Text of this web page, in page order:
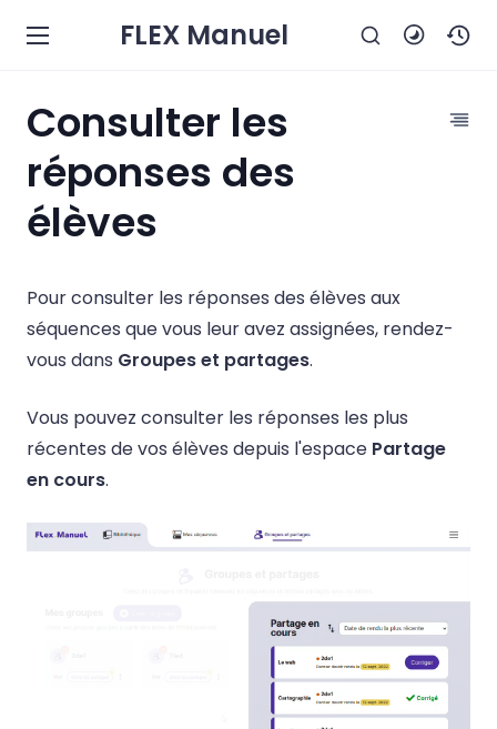
FLEX Manuel
Consulter les
réponses des
élèves
Pour consulter les réponses des élèves aux
séquences que vous leur avez assignées, rendez-
vous dans Groupes et partages.
Vous pouvez consulter les réponses les plus
récentes de vos élèves depuis l'espace Partage
en cours.